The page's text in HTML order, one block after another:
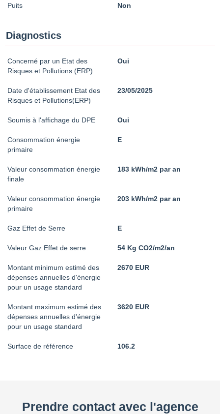
Puits Non
Diagnostics
Concerné par un Etat des
Risques et Pollutions (ERP)
Oui
Date d'établissement Etat des
Risques et Pollutions(ERP)
23/05/2025
Soumis à l'affichage du DPE Oui
Consommation énergie
primaire
E
Valeur consommation énergie
finale
183 kWh/m2 par an
Valeur consommation énergie
primaire
203 kWh/m2 par an
Gaz Effet de Serre E
Valeur Gaz Effet de serre 54 Kg CO2/m2/an
Montant minimum estimé des
dépenses annuelles d'énergie
pour un usage standard
2670 EUR
Montant maximum estimé des
dépenses annuelles d'énergie
pour un usage standard
3620 EUR
Surface de référence 106.2
Prendre contact avec l'agence